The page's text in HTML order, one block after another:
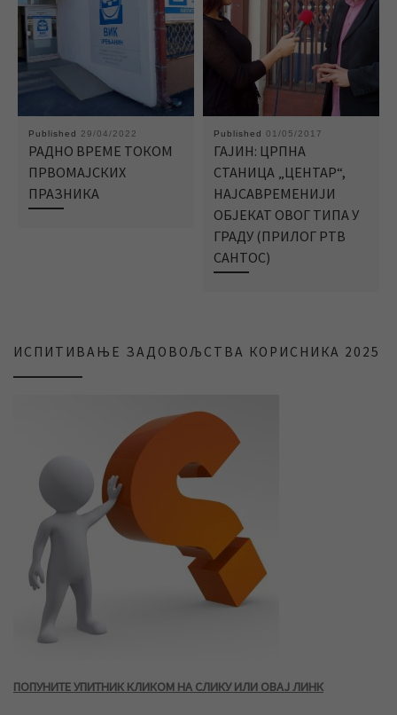
Published 29/04/2022
РАДНО ВРЕМЕ ТОКОМ
ПРВОМАЈСКИХ
ПРАЗНИКА
Published 01/05/2017
ГАЈИН: ЦРПНА
СТАНИЦА „ЦЕНТАР“,
НАЈСАВРЕМЕНИЈИ
ОБЈЕКАТ ОВОГ ТИПА У
ГРАДУ (ПРИЛОГ РТВ
САНТОС)
ИСПИТИВАЊЕ ЗАДОВОЉСТВА КОРИСНИКА 2025
ПОПУНИТЕ УПИТНИК КЛИКОМ НА СЛИКУ ИЛИ ОВАЈ ЛИНК